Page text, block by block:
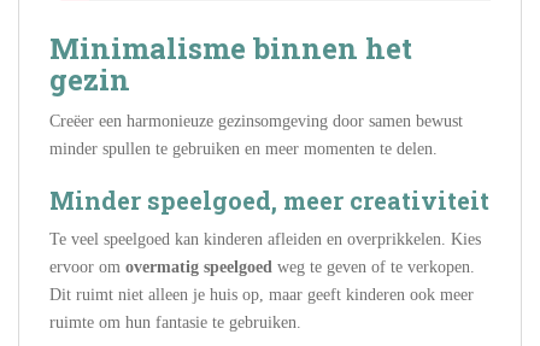
Minimalisme binnen het
gezin
Creëer een harmonieuze gezinsomgeving door samen bewust
minder spullen te gebruiken en meer momenten te delen.
Minder speelgoed, meer creativiteit
Te veel speelgoed kan kinderen afleiden en overprikkelen. Kies
ervoor om overmatig speelgoed weg te geven of te verkopen.
Dit ruimt niet alleen je huis op, maar geeft kinderen ook meer
ruimte om hun fantasie te gebruiken.